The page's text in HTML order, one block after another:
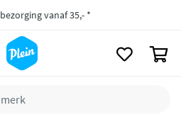
bezorging vanaf 35,- *
besteld,maandag
retourneren